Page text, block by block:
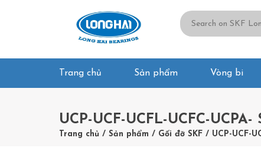
Trang chủ Sản phẩm Vòng bi
UCP-UCF-UCFL-UCFC-UCPA-
Trang chủ/ Sản phẩm / Gối đỡ SKF / UCP-UCF-